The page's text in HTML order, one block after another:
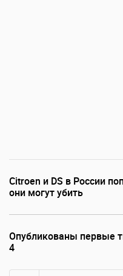
Citroen и DS в России
они могут убить
Опубликованы первые
4